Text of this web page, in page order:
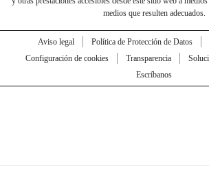
medios que resulten adecuados.
Aviso legal Política de Protección de Datos
Configuración de cookies
Transparencia
Escríbanos